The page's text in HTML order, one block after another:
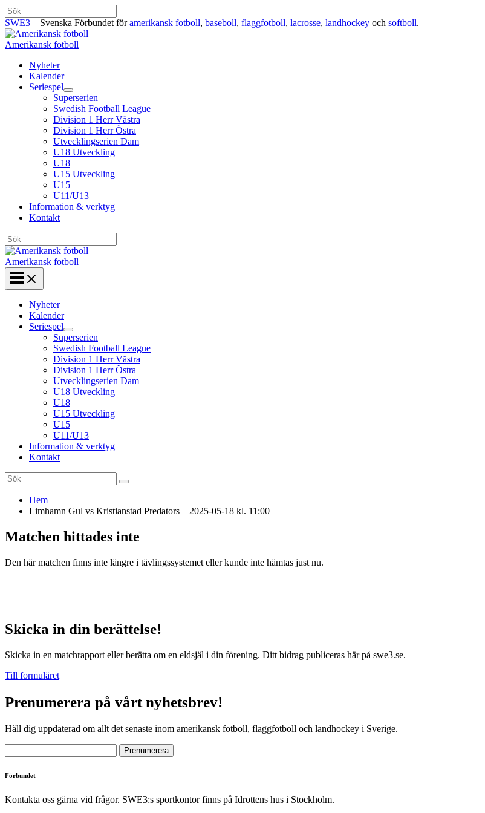
Hoppa
till
innehåll
Sök
SWE3 – Svenska Förbundet föramerikansk fotboll, baseboll, flaggfotboll, lacrosse, landhockey och softboll.
Amerikansk fotboll
Nyheter
Kalender
Seriespel
Superserien
Swedish Football League
Division 1 Herr Västra
Division 1 Herr Östra
Utvecklingserien Dam
U18 Utveckling
U18
U15 Utveckling
U15
U11/U13
Information & verktyg
Kontakt
Sök
Amerikansk fotboll
Nyheter
Kalender
Seriespel
Superserien
Swedish Football League
Division 1 Herr Västra
Division 1 Herr Östra
Utvecklingserien Dam
U18 Utveckling
U18
U15 Utveckling
U15
U11/U13
Information & verktyg
Kontakt
Search
for:
Hem
Limhamn Gul vs Kristianstad Predators – 2025-05-18 kl. 11:00
Matchen hittades inte
Den här matchen finns inte längre i tävlingssystemet eller kunde inte hämtas just nu.
Skicka in din berättelse!
Skicka in en matchrapport eller berätta om en eldsjäl i din förening. Ditt bidrag publiceras här på swe3.se.
Till formuläret
Prenumerera på vårt nyhetsbrev!
Håll dig uppdaterad om allt det senaste inom amerikansk fotboll, flaggfotboll och landhockey i Sverige.
Förbundet
Kontakta oss gärna vid frågor. SWE3:s sportkontor finns på Idrottens hus i Stockholm.